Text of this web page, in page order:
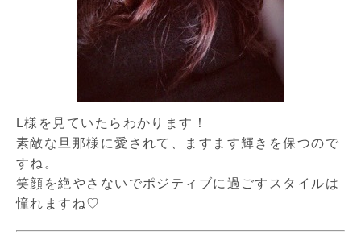
L様を見ていたらわかります！
素敵な旦那様に愛されて、ますます輝きを保つので
すね。
笑顔を絶やさないでポジティブに過ごすスタイルは
憧れますね♡